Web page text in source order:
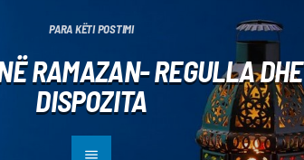
PARA KËTI POSTIMI
RAMAZAN- REGULLA DHE
DISPOZITA